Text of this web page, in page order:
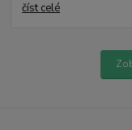
číst celé